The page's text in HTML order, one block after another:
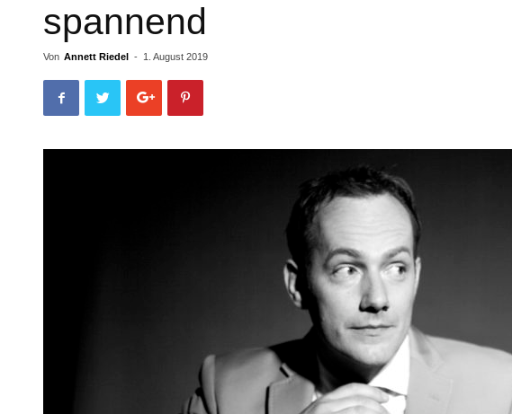
spannend
Von Annett Riedel - 1. August 2019